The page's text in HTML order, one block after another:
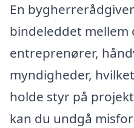
En
bindeleddet mellem
entreprenører,
myndigheder,
holde styr på
kan du undgå